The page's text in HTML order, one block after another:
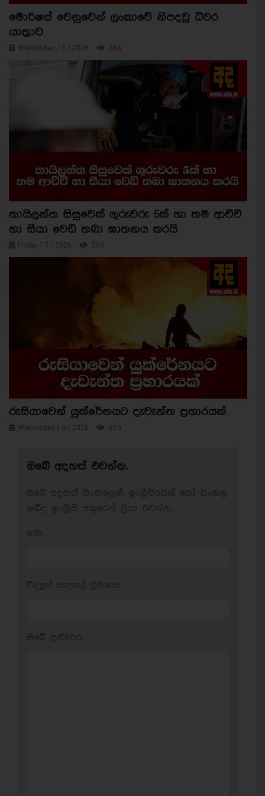
මොරිෂස් වෙනුවෙන් ලංකාවේ නිපදවූ ධීවර
යාත්‍රාව
Wednesday / 5 / 2026 386
තායිලන්ත සිසුවෙක් ගුරුවරු 5ක් හා තම ආච්චි
හා සීයා වෙඩි තබා ඝාතනය කරයි
Friday / 7 / 2026 383
රුසියාවෙන් යුක්රේනයට දැවැන්ත ප්‍රහාරයක්
Wednesday / 5 / 2026 355
ඔබේ අදහස් එවන්න.